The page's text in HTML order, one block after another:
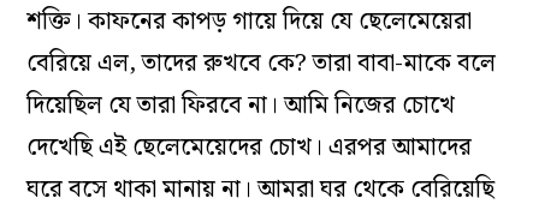
শক্তি। কাফনের কাপড় গায়ে দিয়ে যে ছেলেমেয়েরা
বেরিয়ে এল, তাদের রুখবে কে? তারা বাবা-মাকে বলে
দিয়েছিল যে তারা ফিরবে না। আমি নিজের চোখে
দেখেছি এই ছেলেমেয়েদের চোখ। এরপর আমাদের
ঘরে বসে থাকা মানায় না। আমরা ঘর থেকে বেরিয়েছি